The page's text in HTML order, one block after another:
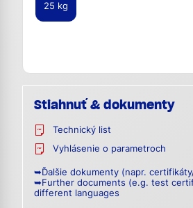
25 kg
Stiahnuť & dokumenty
Technický list
Vyhlásenie o parametroch
➥Ďalšie dokumenty (napr.
➥Further documents (e.g. test
different languages